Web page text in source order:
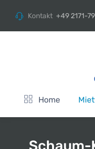
Kontakt +49 2171-
Home